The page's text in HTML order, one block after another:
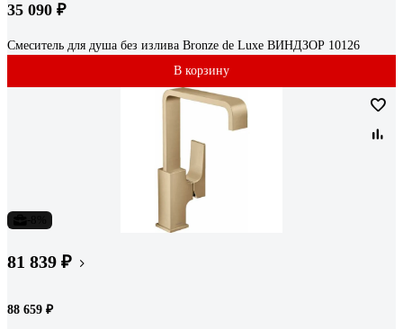
35 090 ₽
Смеситель для душа без излива Bronze de Luxe ВИНДЗОР 10126
В корзину
81 839 ₽
88 659 ₽